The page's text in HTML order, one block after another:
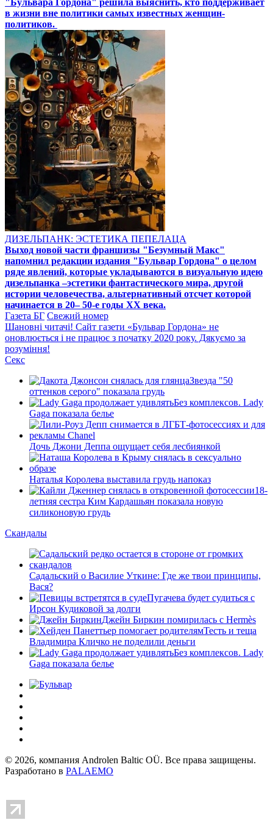
в жизни вне политики самых известных женщин-
политиков.
ДИЗЕЛЬПАНК: ЭСТЕТИКА ПЕПЕЛАЦА
Выход новой части франшизы "Безумный Макс"
напомнил редакции издания "Бульвар Гордона" о целом
ряде явлений, которые укладываются в визуальную идею
дизельпанка –эстетики фантастического мира, другой
истории человечества, альтернативный отсчет которой
начинается в 20– 50-е годы XX века.
Газета БГ Свежий номер
Шановні читачі! Сайт газети «Бульвар Гордона» не
оновлюється і не працює з початку 2020 року. Дякуємо за
розуміння!
Секс
Звезда "50
оттенков серого" показала грудь
Без комплексов. Lady
Gaga показала белье
Дочь Джони Деппа ощущает себя лесбиянкой
Наталья Королева выставила грудь напоказ
18-
летняя сестра Ким Кардашьян показала новую
силиконовую грудь
Скандалы
Садальский о Василие Уткине: Где же твои принципы,
Вася?
Пугачева будет судиться с
Ирсон Кудиковой за долги
Джейн Биркин помирилась с Hermès
Тесть и теща
Владимира Кличко не поделили деньги
Без комплексов. Lady
Gaga показала белье
© 2026, компания Androlen Baltic OÜ. Все права защищены.
Разработано в PALAEMO